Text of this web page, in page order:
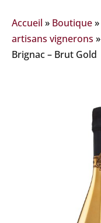
Accueil » Boutique»
artisans vignerons »
Brignac – Brut Gold